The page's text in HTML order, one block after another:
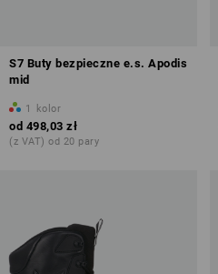
S7 Buty bezpieczne e.s. Apodis
mid
1 kolor
od 498,03 zł
(z VAT) od 20 pary